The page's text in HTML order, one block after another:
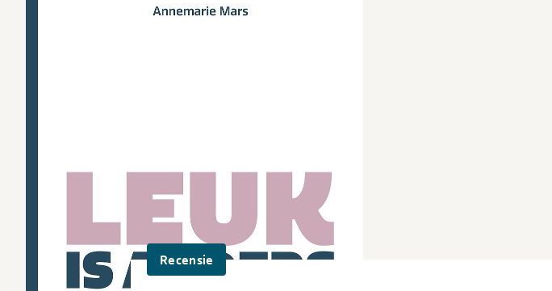
Recensie